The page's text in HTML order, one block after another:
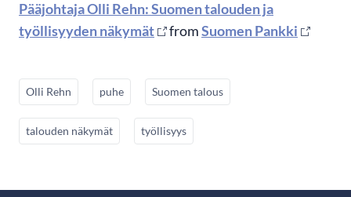
Pääjohtaja Olli Rehn: Suomen talouden ja
työllisyyden näkymät
fromSuomen Pankki
Olli Rehn puhe Suomen talous
talouden näkymät työllisyys